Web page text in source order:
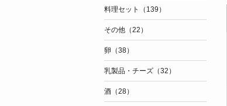
料理セット（139）
その他（22）
卵（38）
乳製品・チーズ（32）
酒（28）